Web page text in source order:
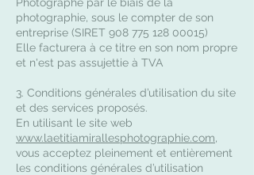
photographie, sous le compter de son
entreprise (SIRET 908 775 128 00015)
Elle facturera à ce titre en son nom propre
et n'est pas assujettie à TVA
3. Conditions générales d’utilisation du site
et des services proposés.
En utilisant le site web
www.laetitiamirallesphotographie.com,
vous acceptez pleinement et entièrement
les conditions générales d’utilisation